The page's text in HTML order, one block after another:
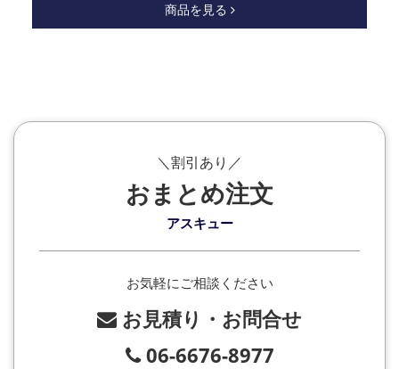
商品を見る
＼割引あり／
おまとめ注文
アスキュー
お気軽にご相談ください
お見積り・お問合せ
06-6676-8977